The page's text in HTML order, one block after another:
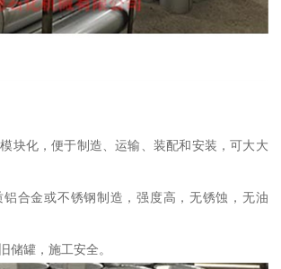
块化，便于制造、运输、装配和安装，可大大
合金或不锈钢制造，强度高，无锈蚀，无油
储罐，施工安全。